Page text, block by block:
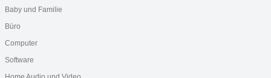
Baby und Familie
Büro
Computer
Software